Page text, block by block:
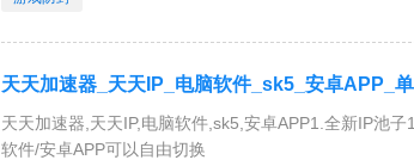
天天加速器_天天IP_电脑软件_sk5_安卓APP_
天天加速器,天天IP,电脑软件,sk5,安卓APP1.全新IP池
软件/安卓APP可以自由切换